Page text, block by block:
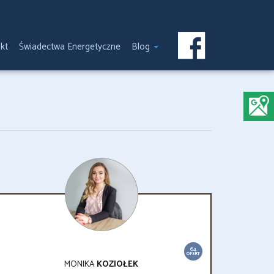
Świadectwa Energetyczne Blog
64
OFERT
MONIKAKOZIOŁEK